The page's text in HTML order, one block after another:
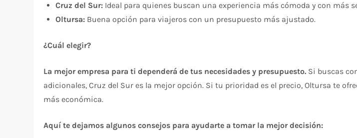
Cruz del Sur: Ideal para quienes buscan una experiencia más cómoda y con más
Oltursa: Buena opción para viajeros con un presupuesto más ajustado.
¿Cuál elegir?
La mejor empresa para ti dependerá de tus necesidades y presupuesto. Si buscas
adicionales, Cruz del Sur es la mejor opción. Si tu prioridad es el precio, Oltursa te
más económica.
Aquí te dejamos algunos consejos para ayudarte a tomar la mejor decisión: